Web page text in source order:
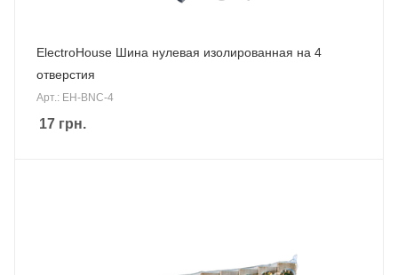
ElectroHouse Шина нулевая изолированная на 4
отверстия
Арт.: EH-BNC-4
17 грн.